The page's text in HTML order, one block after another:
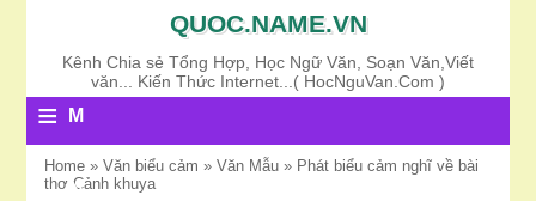
QUOC.NAME.VN
Kênh Chia sẻ Tổng Hợp, Học Ngữ Văn, Soạn Văn,Viết
văn... Kiến Thức Internet...( HocNguVan.Com )
≡
M
N
Home »Văn biểu cảm »Văn Mẫu » Phát biểu cảm nghĩ về bài
thơ Cảnh khuya